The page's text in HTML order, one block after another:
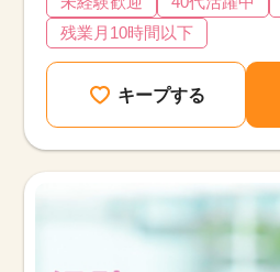
残業月10時間以下
キープする